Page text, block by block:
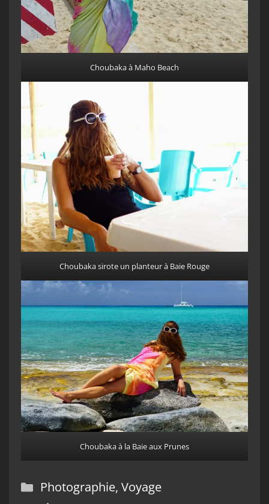
Choubaka à Maho Beach
Choubaka sirote un planteur à Baie Rouge
Choubaka à la Baie aux Prunes
Catégories
Photographie, Voyage